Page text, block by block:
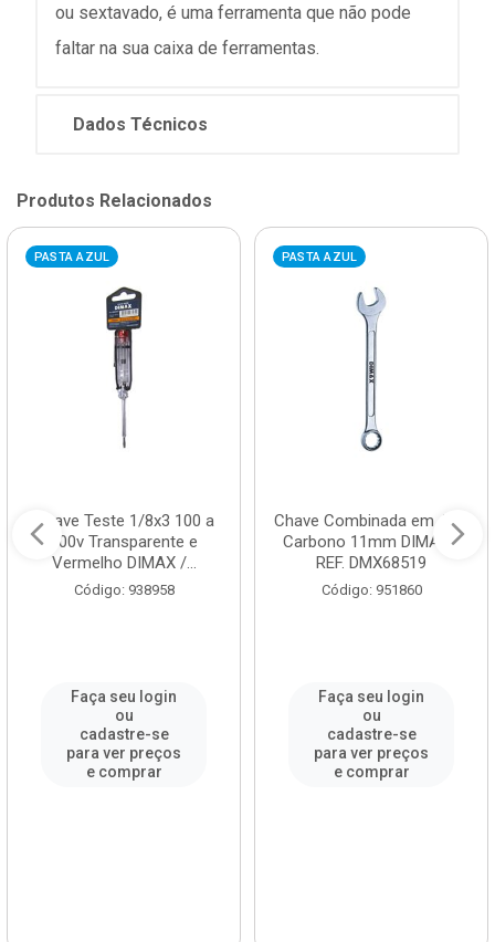
ou sextavado, é uma ferramenta que não pode
faltar na sua caixa de ferramentas.
Dados Técnicos
Produtos Relacionados
PASTA AZUL
Chave Teste 1/8x3 100 a
500v Transparente e
Vermelho DIMAX /...
Código: 938958
Faça seu login
ou
cadastre-se
para ver preços
e comprar
PASTA AZUL
Chave Combinada em Aço
Carbono 11mm DIMAX /
REF. DMX68519
Código: 951860
Faça seu login
ou
cadastre-se
para ver preços
e comprar